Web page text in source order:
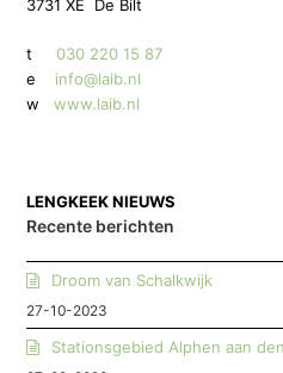
3731 XE De Bilt
t030 220 15 87
e info@laib.nl
w
www.laib.nl
LENGKEEK NIEUWS
Recente berichten
Droom van Schalkwijk
27-10-2023
Stationsgebied Alphen aan